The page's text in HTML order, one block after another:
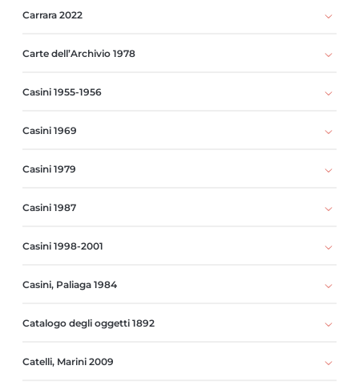
Carrara 2022
Carte dell’Archivio 1978
Casini 1955-1956
Casini 1969
Casini 1979
Casini 1987
Casini 1998-2001
Casini, Paliaga 1984
Catalogo degli oggetti 1892
Catelli, Marini 2009